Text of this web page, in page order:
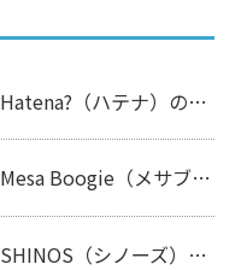
Hatena?（ハテナ）のThe Spiceについて【アンプ】
Mesa Boogie（メサブギー）のDual Rectifierについて【アンプ】
SHINOS（シノーズ）のLuck6Vについて【アンプ】